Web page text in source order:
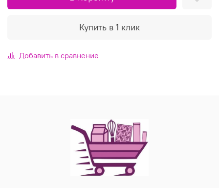
Купить в 1 клик
Добавить в сравнение